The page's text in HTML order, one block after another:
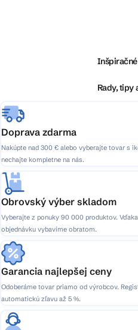
e
Rady, tipy
Doprava zdarma
Nakúpte nad 300 € alebo vyberajte tovar s
nechajte kompletne na nás.
Obrovský výber skladom
Vyberajte z ponuky 90 000 produktov.
objednávku vybavíme obratom.
Garancia najlepšej ceny
Odoberáme tovar priamo od výrobcov.
automatickú zľavu až 5 %.